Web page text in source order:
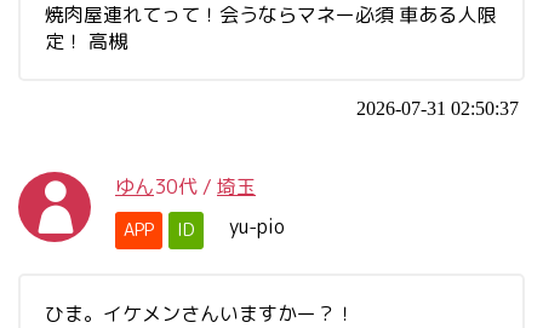
焼肉屋連れてって！会うならマネー必須 車ある人限
定！ 高槻
2026-07-31 02:50:37
ゆん30代 / 埼玉
APP ID yu-pio
ひま。イケメンさんいますかー？！